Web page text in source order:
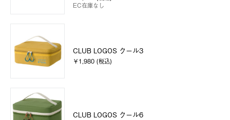
EC在庫なし
CLUB LOGOS クール3
￥1,980 (税込)
CLUB LOGOS クール6